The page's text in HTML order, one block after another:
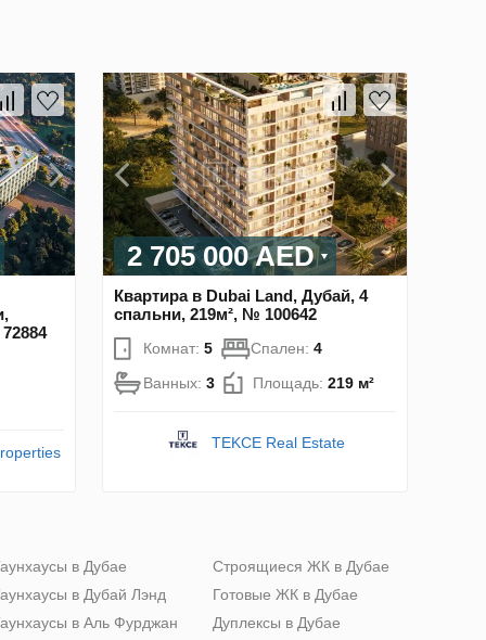
2 705 000 AED
Квартира в Dubai Land, Дубай, 4
спальни, 219м², № 100642
Комнат: 5 Спален: 4
Ванных: 3 Площадь: 219 м²
TEKCE Real Estate
в Дубае
в Дубай Лэнд
в Аль Фурджан
Строящиеся ЖК в Дубае
Готовые ЖК в Дубае
Дуплексы в Дубае